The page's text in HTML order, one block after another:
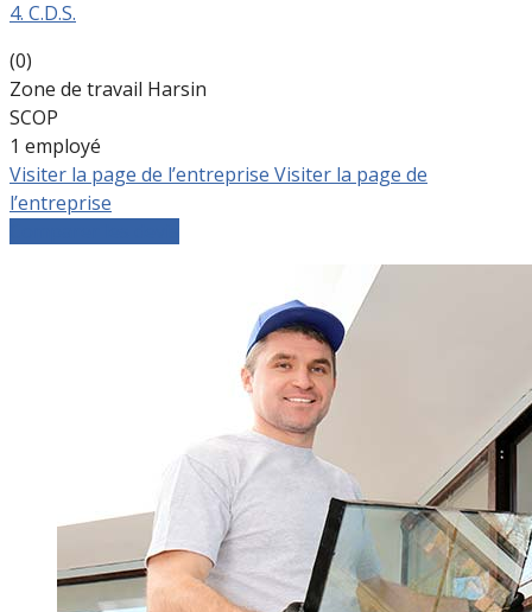
4. C.D.S.
(0)
Zone de travail Harsin
SCOP
1 employé
Visiter la page de l’entreprise Visiter la page de
l’entreprise